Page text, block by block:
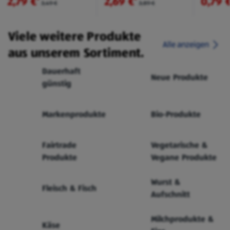
3,49 € 3,89 €
Viele weitere Produkte
aus unserem Sortiment.
Alle anzeigen
Dauerhaft
günstig
Neue Produkte
Markenprodukte Bio-Produkte
Fairtrade
Produkte
Vegetarische &
Vegane Produkte
Fleisch & Fisch
Wurst &
Aufschnitt
Käse
Milchprodukte &